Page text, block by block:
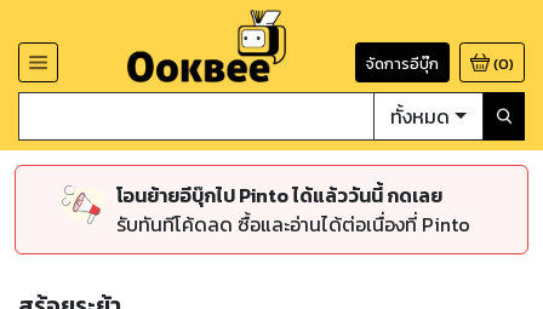
จัดการอีบุ๊ก (0)
ทั้งหมด
โอนย้ายอีบุ๊กไป Pinto ได้แล้ววันนี้ กดเลย
รับทันทีโค้ดลด ซื้อและอ่านได้ต่อเนื่องที่ Pinto